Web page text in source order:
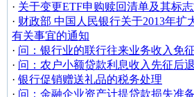
· 关于变更ETF申购赎回清单及其标
· 财政部 中国人民银行关于2013年
有关事宜的通知
· 问：银行业的联行往来业务收入免
· 问：农户小额贷款利息收入先征后
· 银行促销赠送礼品的税务处理
· 问：金融企业资产计提贷款损失准